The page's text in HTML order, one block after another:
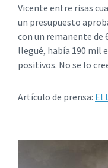
Vicente entre risas
un presupuesto
con un remanente de
llegué, había 190 mil
positivos. No se lo
Artículo de prensa: El